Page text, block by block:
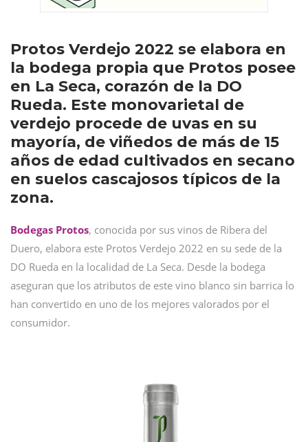
Protos Verdejo 2022 se elabora en
la bodega propia que Protos posee
en La Seca, corazón de la DO
Rueda. Este monovarietal de
verdejo procede de uvas en su
mayoría, de viñedos de más de 15
años de edad cultivados en secano
en suelos cascajosos típicos de la
zona.
Bodegas Protos, conocida por sus vinos de Ribera del
Duero, elabora este Protos Verdejo 2022 en su sede de la
DO Rueda en la localidad de La Seca. Desde la bodega
aseguran que los atributos de este vino blanco sin barrica lo
han convertido en uno de los mejores valorados por el
consumidor.